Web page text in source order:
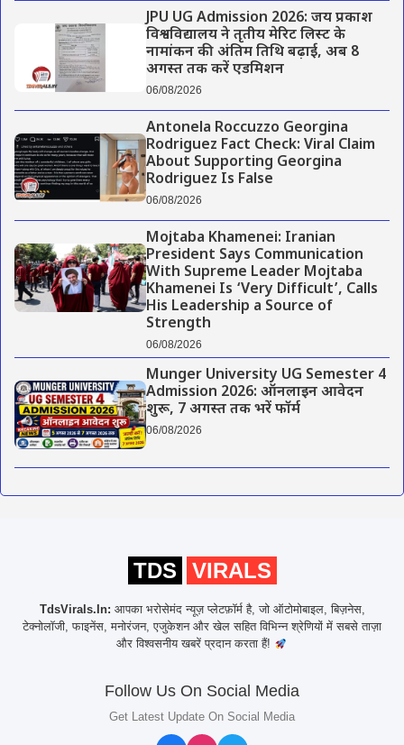
JPU UG Admission 2026: जय प्रकाश
विश्वविद्यालय ने तृतीय मेरिट लिस्ट के
नामांकन की अंतिम तिथि बढ़ाई, अब 8
अगस्त तक करें एडमिशन
06/08/2026
Antonela Roccuzzo Georgina
Rodriguez Fact Check: Viral Claim
About Supporting Georgina
Rodriguez Is False
06/08/2026
Mojtaba Khamenei: Iranian
President Says Communication
With Supreme Leader Mojtaba
Khamenei Is ‘Very Difficult’, Calls
His Leadership a Source of
Strength
06/08/2026
Munger University UG Semester 4
Admission 2026: ऑनलाइन आवेदन
शुरू, 7 अगस्त तक भरें फॉर्म
06/08/2026
TDS VIRALS
TdsVirals.In: आपका भरोसेमंद न्यूज़ प्लेटफ़ॉर्म है, जो ऑटोमोबाइल, बिज़नेस,
टेक्नोलॉजी, फाइनेंस, मनोरंजन, एजुकेशन और खेल सहित विभिन्न श्रेणियों में सबसे ताज़ा
और विश्वसनीय खबरें प्रदान करता हैं!
Follow Us On Social Media
Get Latest Update On Social Media